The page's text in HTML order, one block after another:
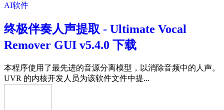
AI软件
终极伴奏人声提取 - Ultimate Vocal
Remover GUI v5.4.0 下载
本程序使用了最先进的音源分离模型，以消除音频中的人声。
UVR 的内核开发人员为该软件文件中提...